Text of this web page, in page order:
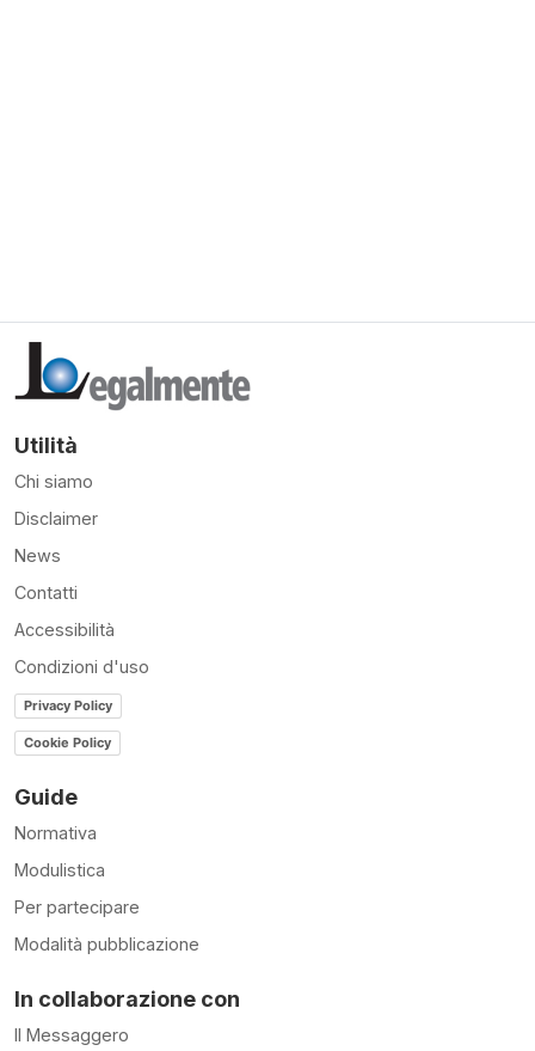
Utilità
Chi siamo
Disclaimer
News
Contatti
Accessibilità
Condizioni d'uso
Privacy Policy
Cookie Policy
Guide
Normativa
Modulistica
Per partecipare
Modalità pubblicazione
In collaborazione con
Il Messaggero